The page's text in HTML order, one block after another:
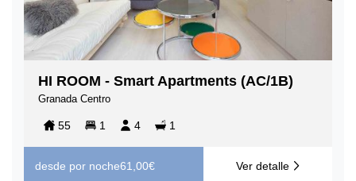
HI ROOM - Smart Apartments (AC/1B)
Granada Centro
55 1 4 1
desde por noche61,00€ Ver detalle